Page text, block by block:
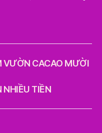
VƯỜN CACAO MƯỜI
NHIỀU TIỀN